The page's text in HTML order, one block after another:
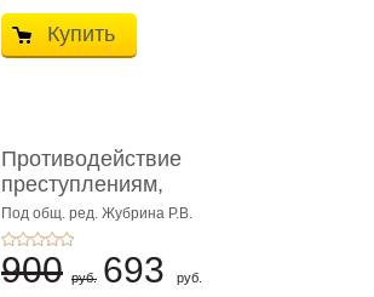
Купить
Противодействие
преступлениям,
совершаемым с ...
Под общ. ред. Жубрина Р.В.
900 руб. 693 руб.